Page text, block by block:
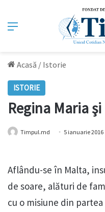
Meniu
Acasă / Istorie
ISTORIE
Regina Maria
Timpul.md 5 ianuarie 2016
Aflându-se în Malta,
de soare, alături de
cu o misiune din